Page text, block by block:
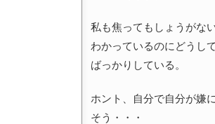
私も焦ってもしょうがな
わかっているのにどうし
ばっかりしている。
ホント、自分で自分が嫌
そう・・・